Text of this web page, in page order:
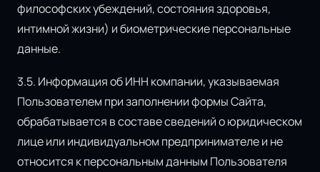
философских убеждений, состояния здоровья,
интимной жизни) и биометрические персональные
данные.
3.5. Информация об ИНН компании, указываемая
Пользователем при заполнении формы Сайта,
обрабатывается в составе сведений о юридическом
лице или индивидуальном предпринимателе и не
относится к персональным данным Пользователя